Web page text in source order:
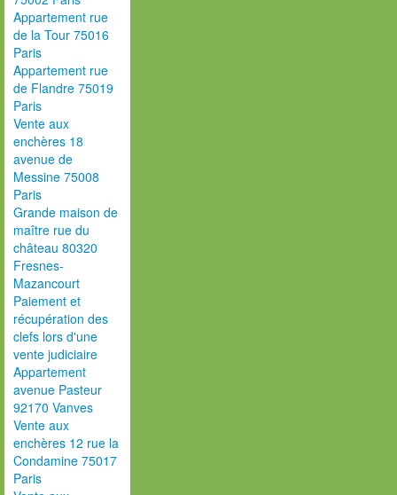
Appartement rue
de la Tour 75016
Paris
Appartement rue
de Flandre 75019
Paris
Vente aux
enchères 18
avenue de
Messine 75008
Paris
Grande maison de
maître rue du
château 80320
Fresnes-
Mazancourt
Paiement et
récupération des
clefs lors d'une
vente judiciaire
Appartement
avenue Pasteur
92170 Vanves
Vente aux
enchères 12 rue la
Condamine 75017
Paris